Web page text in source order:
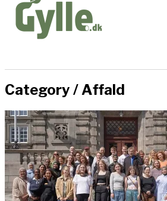
Category /Affald